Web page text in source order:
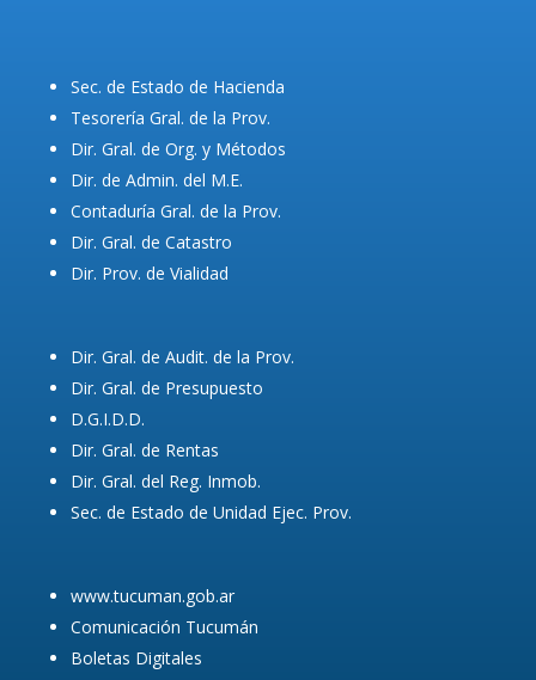
Sec. de Estado de Hacienda
Tesorería Gral. de la Prov.
Dir. Gral. de Org. y Métodos
Dir. de Admin. del M.E.
Contaduría Gral. de la Prov.
Dir. Gral. de Catastro
Dir. Prov. de Vialidad
Dir. Gral. de Audit. de la Prov.
Dir. Gral. de Presupuesto
D.G.I.D.D.
Dir. Gral. de Rentas
Dir. Gral. del Reg. Inmob.
Sec. de Estado de Unidad Ejec. Prov.
www.tucuman.gob.ar
Comunicación Tucumán
Boletas Digitales